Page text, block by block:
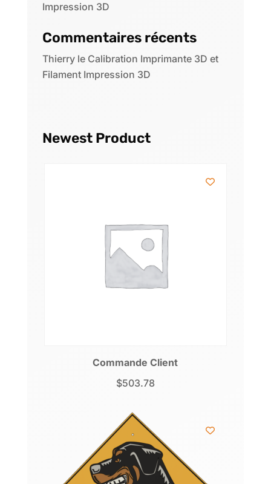
Impression 3D
Commentaires récents
Thierryle Calibration Imprimante 3D et
Filament Impression 3D
Newest Product
Commande Client
$503.78